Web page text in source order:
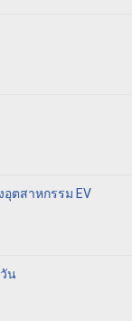
อุตสาหกรรม EV
น